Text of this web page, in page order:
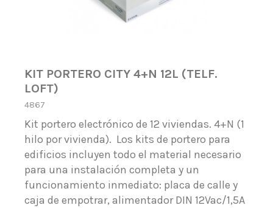
KIT PORTERO CITY 4+N 12L (TELF.
LOFT)
4867
Kit portero electrónico de 12 viviendas. 4+N (1
hilo por vivienda). Los kits de portero para
edificios incluyen todo el material necesario
para una instalación completa y un
funcionamiento inmediato: placa de calle y
caja de empotrar, alimentador DIN 12Vac/1,5A